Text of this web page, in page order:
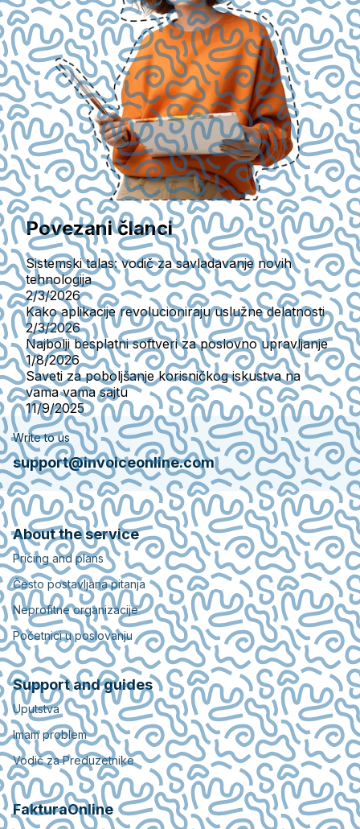
Povezani članci
Sistemski talas: vodič za savladavanje novih
tehnologija
2/3/2026
Kako aplikacije revolucioniraju uslužne delatnosti
2/3/2026
Najbolji besplatni softveri za poslovno upravljanje
1/8/2026
Saveti za poboljšanje korisničkog iskustva na
vama vama sajtu
11/9/2025
Write to us
support@invoiceonline.com
About the service
Pricing and plans
Često postavljana pitanja
Neprofitne organizacije
Početnici u poslovanju
Support and guides
Uputstva
Imam problem
Vodič za Preduzetnike
FakturaOnline